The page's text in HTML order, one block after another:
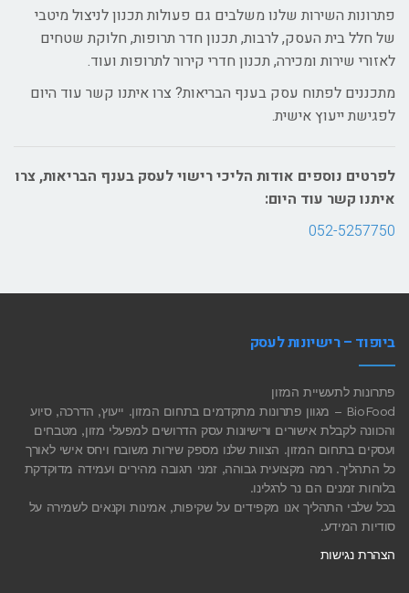
פתרונות השירות שלנו משלבים גם פעולות תכנון לניצול מיטבי
של חלל בית העסק, לרבות, תכנון חדר תרופות, חלוקת שטחים
לאזורי שירות ומכירה, תכנון חדרי קירור לתרופות ועוד.
מתכננים לפתוח עסק בענף הבריאות? צרו איתנו קשר עוד היום
לפגישת ייעוץ אישית.
לפרטים נוספים אודות הליכי רישוי לעסק בענף הבריאות, צרו
איתנו קשר עוד היום:
052-5257750
ביופוד – רישיונות לעסק
פתרונות לתעשיית המזון
BioFood – מגוון פתרונות מתקדמים בתחום המזון. ייעוץ, הדרכה, סיוע
והכוונה לקבלת אישורים ורישיונות עסק הדרושים למפעלי מזון, מטבחים
ועסקים בתחום המזון. הצוות שלנו מספק שירות משובח ויחס אישי לאורך
כל התהליך. רמה מקצועית גבוהה, זמני תגובה מהירים ועמידה מדוקדקת
בלוחות זמנים הם נר לרגלינו.
בכל שלבי התהליך אנו מקפידים על שקיפות, אמינות וקנאים לשמירה על
סודיות המידע.
הצהרת נגישות